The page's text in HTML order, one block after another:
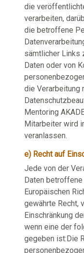
die
verarbeiten,
die betroffene
sämtlicher Links
Daten oder von
die Verarbeitung
Mentoring
Mitarbeiter wird
veranlassen.
e) Recht auf
Jede von der
Daten
Europäischen
gewährte Recht,
Einschränkung
wenn eine der
gegeben ist:Die